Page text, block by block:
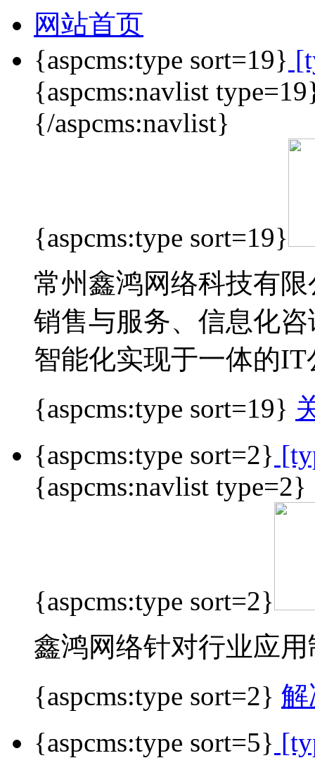
网站首页
{aspcms:type sort=19}
{aspcms:navlist
{/aspcms:navlist}
{aspcms:type sort=19}
常州鑫鸿网络科技有
销售与服务、信息化
智能化实现于一体的IT
{aspcms:type sort=19}
{aspcms:type sort=2}
{aspcms:navlist type=2}
{aspcms:type sort=2}
鑫鸿网络针对行业应
{aspcms:type sort=2} 解
{aspcms:type sort=5}